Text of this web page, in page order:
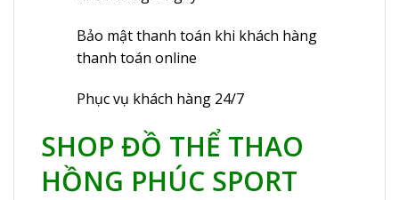
Bảo mật thanh toán khi khách hàng
thanh toán online
Phục vụ khách hàng 24/7
SHOP ĐỒ THỂ THAO
HỒNG PHÚC SPORT